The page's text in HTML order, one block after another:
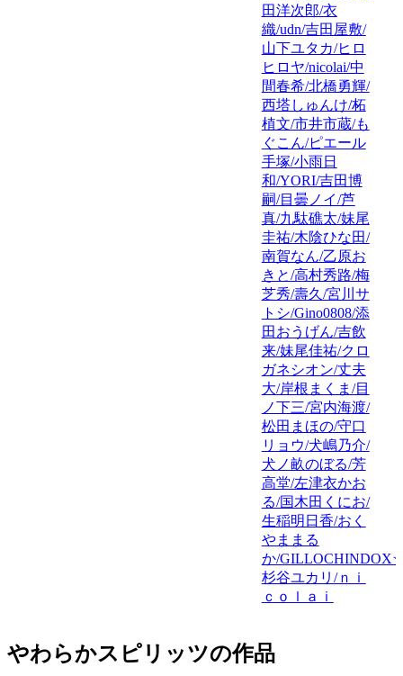
田洋次郎/衣
織/udn/吉田屋敷/
山下ユタカ/ヒロ
ヒロヤ/nicolai/中
間春希/北橋勇輝/
西塔しゅんけ/柘
植文/市井市蔵/も
ぐこん/ピエール
手塚/小雨日
和/YORI/吉田博
嗣/目曇ノイ/芦
真/九駄礁太/妹尾
圭祐/木陰ひな田/
南賀なん/乙原お
きと/高村秀路/梅
芝秀/壽久/宮川サ
トシ/Gino0808/添
田おうげん/吉飲
来/妹尾佳祐/クロ
ガネシオン/丈夫
大/岸根まくま/目
ノ下三/宮内海渡/
松田まほの/守口
リョウ/犬嶋乃介/
犬ノ畝のぼる/芳
高堂/左津衣かお
る/国木田くにお/
生稲明日香/おく
やままる
か/
杉谷ユカリ/ｎｉ
ｃｏｌａｉ
やわらかスピリッツの作品